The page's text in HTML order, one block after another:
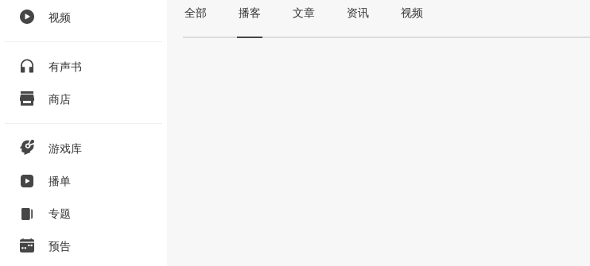
视频
有声书
商店
游戏库
播单
专题
预告
全部 播客 文章 资讯 视频